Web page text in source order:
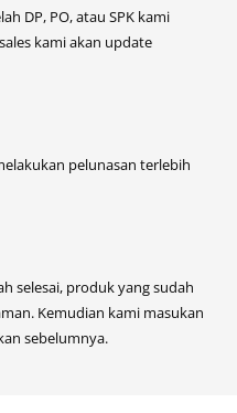
DP, PO, atau SPK kami
kami akan update
pelunasan terlebih
selesai, produk yang sudah
Kemudian kami masukan
sebelumnya.